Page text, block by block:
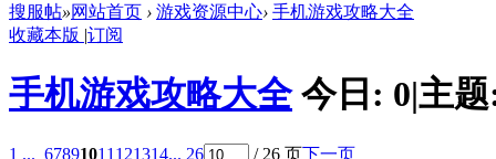
搜服帖»网站首页 › 游戏资源中心› 手机游戏攻略大全
收藏本版 |订阅
手机游戏攻略大全 今日: 0|主
1 ... 67891011 121314... 26 / 26 页下一页